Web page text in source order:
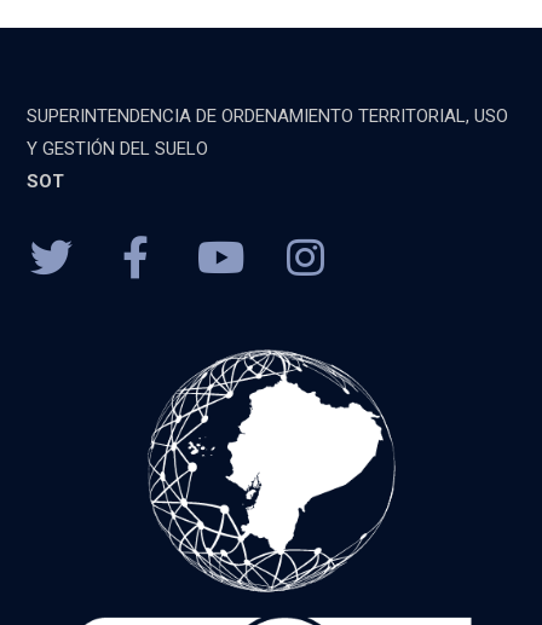
SUPERINTENDENCIA DE ORDENAMIENTO TERRITORIAL, USO
Y GESTIÓN DEL SUELO
SOT